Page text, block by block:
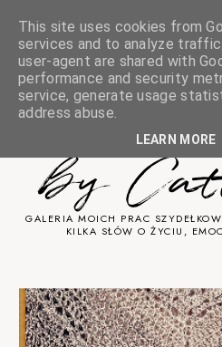
Sztuka
by
GALERIA MOICH PRAC
KILKA SŁÓW O ŻYCIU,
This site uses cookies from
services and to analyze
user-agent are shared with
performance and security
service, generate usage
address abuse.
LEARN MORE